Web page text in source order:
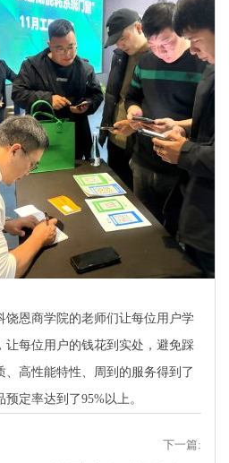
饶恩商学院的老师们让每位用户学
让每位用户的钱花到实处，避免踩
高性能特性、周到的服务得到了
定率达到了95%以上。
下一篇: